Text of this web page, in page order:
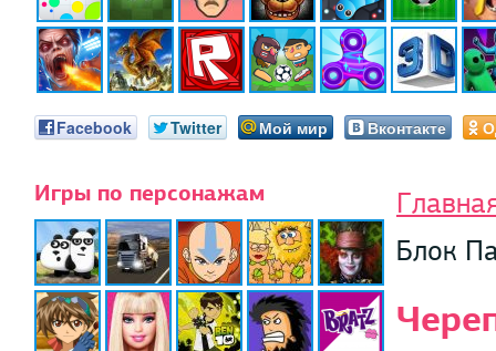
Facebook Twitter Мой мир Вконтакте
Игры по персонажам
Блок